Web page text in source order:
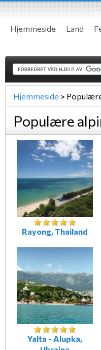
Hjemmeside Land
Hjemmeside >
Populære
Rayong, Thailand
Yalta - Alupka,